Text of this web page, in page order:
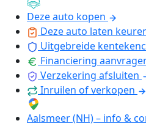
Deze auto kopen
Deze auto laten
Uitgebreide
Financiering
Verzekering afsluiten
Inruilen of verkopen
Aalsmeer (NH) – info &